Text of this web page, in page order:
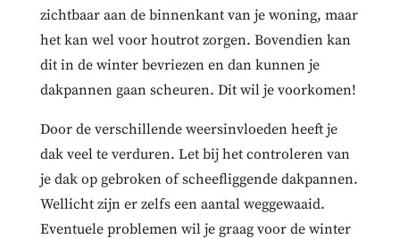
zichtbaar aan de binnenkant van je woning, maar
het kan wel voor houtrot zorgen. Bovendien kan
dit in de winter bevriezen en dan kunnen je
dakpannen gaan scheuren. Dit wil je voorkomen!
Door de verschillende weersinvloeden heeft je
dak veel te verduren. Let bij het controleren van
je dak op gebroken of scheefliggende dakpannen.
Wellicht zijn er zelfs een aantal weggewaaid.
Eventuele problemen wil je graag voor de winter